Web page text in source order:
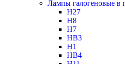
Лампы галогеновые в
H27
H8
H7
HB3
H1
HB4